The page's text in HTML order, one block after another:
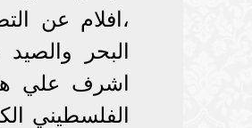
،افلام عن
البحر
الفلسطيني